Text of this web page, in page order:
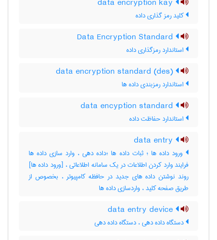
کلید رمز گذاری داده
استاندارد رمزگذاری داده
استاندارد رمزبندی داده ها
استاندارد حفاظت داده
ورود داده ها ؛ ثبات داده ها ؛داده دهی ، وارد سازی داده ها
فرایند وارد کردن اطلاعات در یک سامانه اطلاعاتی ، [ورود داده ها]
روند نوشتن داده های جدید در حافظه کامپیوتر ، بخصوص از
طریق صفحه کلید ، واردسازی داده ‌ها
دستگاه داده دهی ، دستگاه داده‌ دهی